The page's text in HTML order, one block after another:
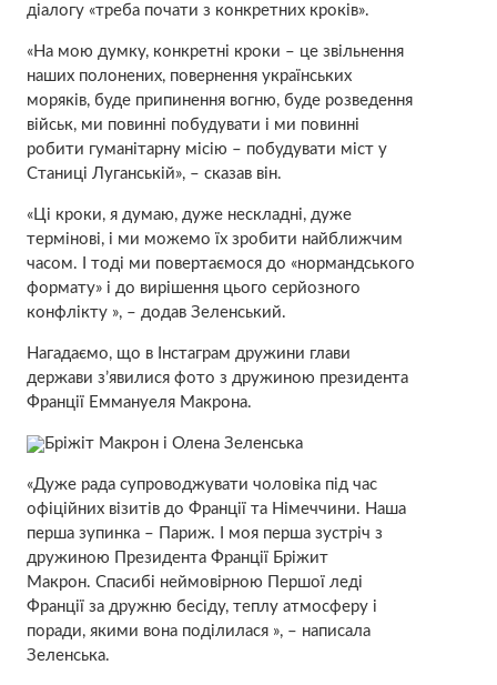
діалогу «треба почати з конкретних кроків».
«На мою думку, конкретні кроки – це звільнення
наших полонених, повернення українських
моряків, буде припинення вогню, буде розведення
військ, ми повинні побудувати і ми повинні
робити гуманітарну місію – побудувати міст у
Станиці Луганській», – сказав він.
«Ці кроки, я думаю, дуже нескладні, дуже
термінові, і ми можемо їх зробити найближчим
часом. І тоді ми повертаємося до «нормандського
формату» і до вирішення цього серйозного
конфлікту », – додав Зеленський.
Нагадаємо, що в Інстаграм дружини глави
держави з’явилися фото з дружиною президента
Франції Еммануеля Макрона.
Бріжіт Макрон і Олена Зеленська
«Дуже рада супроводжувати чоловіка під час
офіційних візитів до Франції та Німеччини. Наша
перша зупинка – Париж. І моя перша зустріч з
дружиною Президента Франції Бріжит
Макрон. Спасибі неймовірною Першої леді
Франції за дружню бесіду, теплу атмосферу і
поради, якими вона поділилася », – написала
Зеленська.